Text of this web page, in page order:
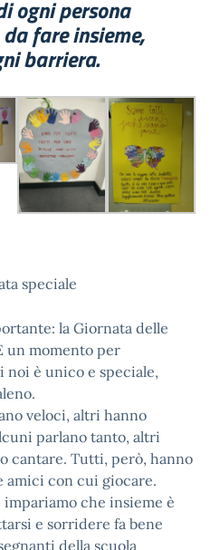
ogni persona
fare insieme,
barriera.
speciale
la Giornata delle
un momento per
è unico e speciale,
veloci, altri hanno
parlano tanto, altri
cantare. Tutti, però, hanno
amici con cui giocare.
impariamo che insieme è
e sorridere fa bene
della scuola